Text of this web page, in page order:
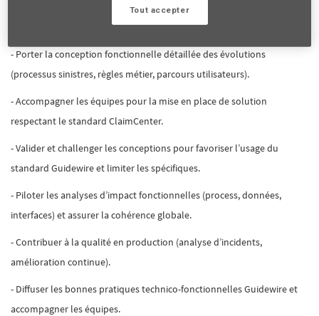
- Référent technico-fonctionnel ClaimCenter, garant de la qualité des
- Porter la conception fonctionnelle détaillée des évolutions
(processus sinistres, règles métier, parcours utilisateurs).
- Accompagner les équipes pour la mise en place de solution
respectant le standard ClaimCenter.
- Valider et challenger les conceptions pour favoriser l’usage du
standard Guidewire et limiter les spécifiques.
- Piloter les analyses d’impact fonctionnelles (process, données,
interfaces) et assurer la cohérence globale.
- Contribuer à la qualité en production (analyse d’incidents,
amélioration continue).
- Diffuser les bonnes pratiques technico-fonctionnelles Guidewire et
accompagner les équipes.
Tout accepter